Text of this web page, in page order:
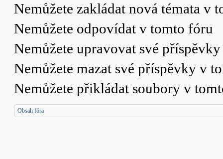
Nemůžete zakládat nová témata v
Nemůžete odpovídat v tomto fóru
Nemůžete upravovat své
Nemůžete mazat své příspěvky v
Nemůžete přikládat soubory v
Obsah fóra